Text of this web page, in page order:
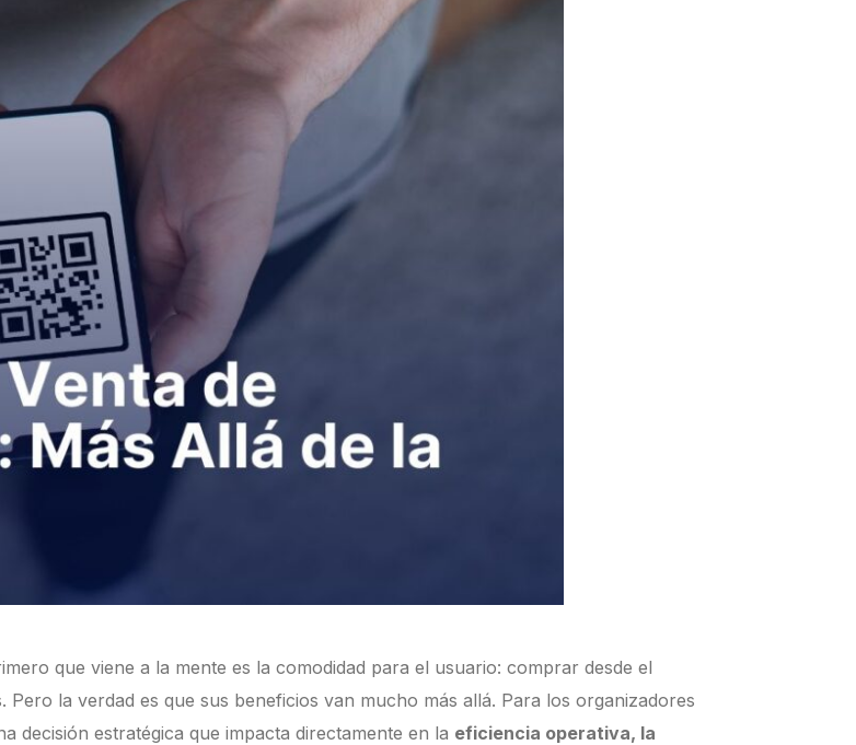
por zonas y butacas
que viene a la mente es la comodidad para el usuario: comprar desde el
la verdad es que sus beneficios van mucho más allá. Para los organizadores
decisión estratégica que impacta directamente en la eficiencia operativa, la